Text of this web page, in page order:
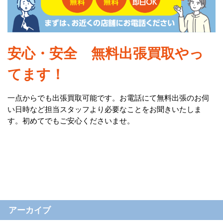
安心・安全 無料出張買取やっ
てます！
一点からでも出張買取可能です。お電話にて無料出張のお伺
い日時など担当スタッフより必要なことをお聞きいたしま
す。初めてでもご安心くださいませ。
アーカイブ